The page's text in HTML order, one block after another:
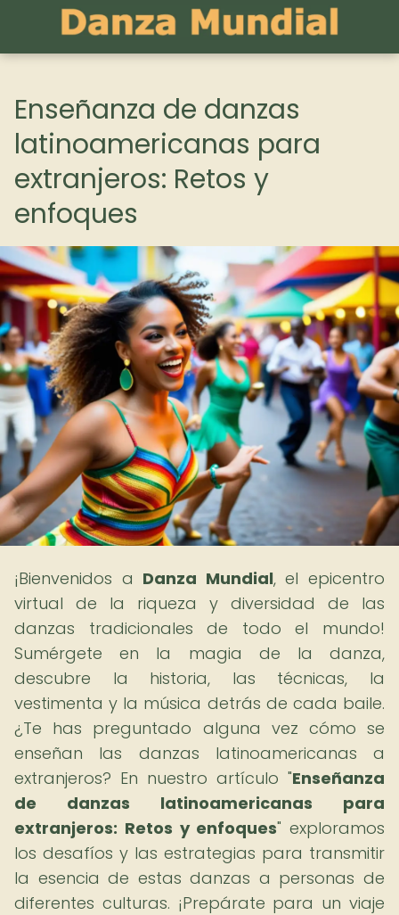
Enseñanza de danzas
latinoamericanas para
extranjeros: Retos y
enfoques
¡Bienvenidos a Danza Mundial, el epicentro
virtual de la riqueza y diversidad de las
danzas tradicionales de todo el mundo!
Sumérgete en la magia de la danza,
descubre la historia, las técnicas, la
vestimenta y la música detrás de cada baile.
¿Te has preguntado alguna vez cómo se
enseñan las danzas latinoamericanas a
extranjeros? En nuestro artículo "Enseñanza
de danzas latinoamericanas para
extranjeros: Retos y enfoques" exploramos
los desafíos y las estrategias para transmitir
la esencia de estas danzas a personas de
diferentes culturas. ¡Prepárate para un viaje